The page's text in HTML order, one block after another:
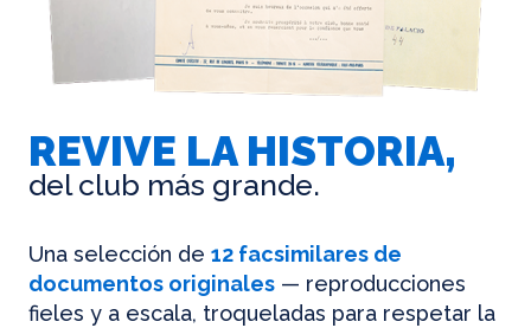
REVIVE LA HISTORIA,
del club más grande.
Una selección de 12 facsimilares de
documentos originales — reproducciones
fieles y a escala, troqueladas para respetar la